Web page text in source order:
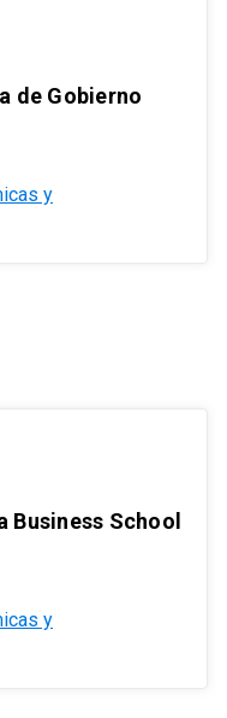
de Gobierno
y
Business School
y